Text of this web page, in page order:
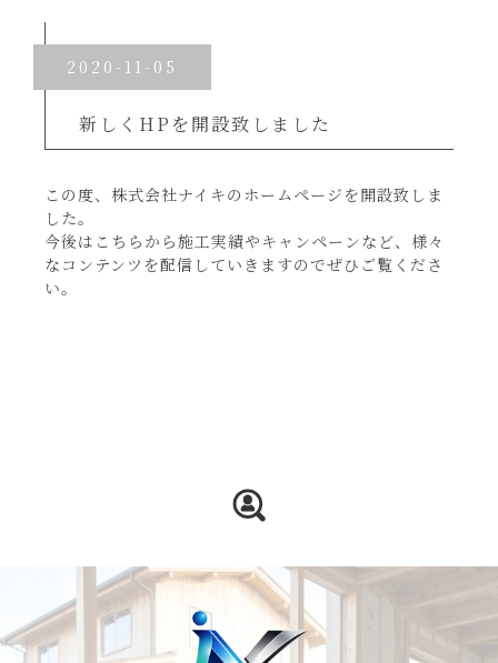
2020-11-05
新しくHPを開設致しました
この度、株式会社ナイキのホームページを開設致しま
した。
今後はこちらから施工実績やキャンペーンなど、様々
なコンテンツを配信していきますのでぜひご覧くださ
い。